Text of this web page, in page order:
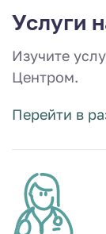
Услуги
Изучите
Центром.
Перейти в